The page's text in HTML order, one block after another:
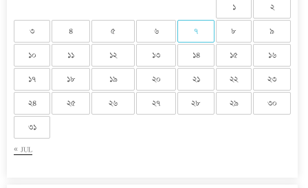
« JUL
১ ২
৩ ৪ ৫ ৬ ৭ ৮ ৯
১০ ১১ ১২ ১৩ ১৪ ১৫ ১৬
১৭ ১৮ ১৯ ২০ ২১ ২২ ২৩
২৪ ২৫ ২৬ ২৭ ২৮ ২৯ ৩০
৩১